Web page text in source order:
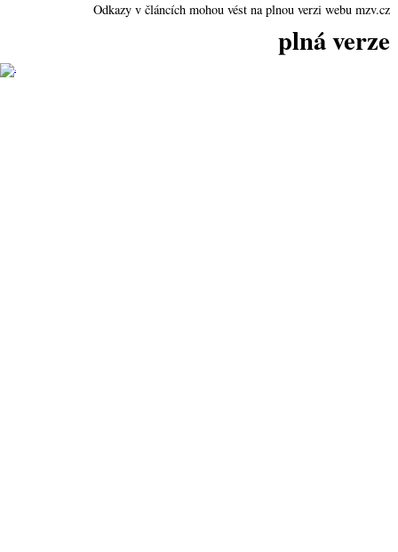
Odkazy v článcích mohou vést na plnou verzi webu mzv.cz
plná verze